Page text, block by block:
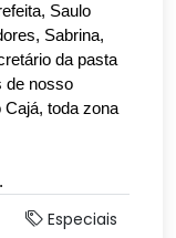
Saulo
Sabrina,
da pasta
de nosso
toda zona
Especiais